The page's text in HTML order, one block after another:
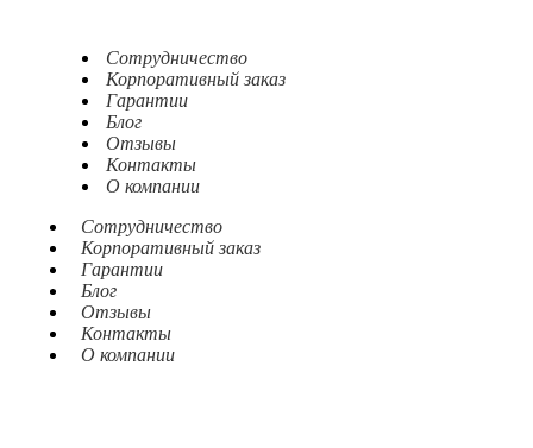
Сотрудничество
Корпоративный заказ
Гарантии
Блог
Отзывы
Контакты
О компании
Сотрудничество
Корпоративный заказ
Гарантии
Блог
Отзывы
Контакты
О компании